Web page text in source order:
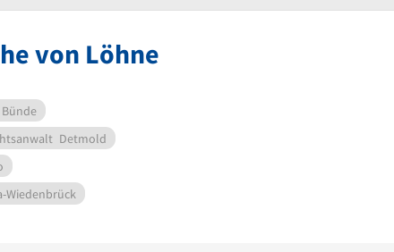
von Löhne
Bünde
Detmold
Wiedenbrück